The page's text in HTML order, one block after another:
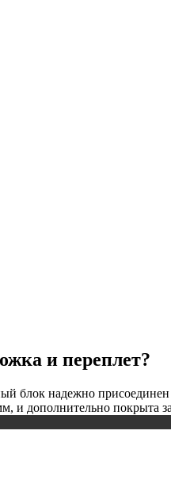
и переплет?
блок надежно присоединен
и дополнительно покрыта